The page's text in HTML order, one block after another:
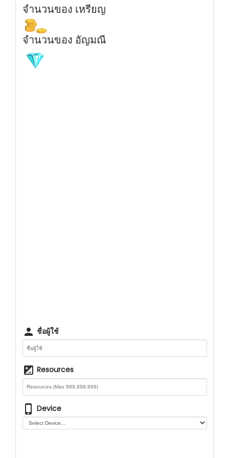
จำนวนของ เหรียญ
จำนวนของ อัญมณี
person ชื่อผู้ใช้
iso Resources
phone_iphone Device